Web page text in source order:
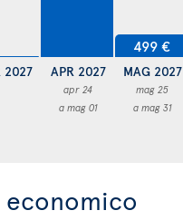
2027 APR 2027
apr 24
a mag 01
499 €
MAG 2027
mag 25
a mag 31